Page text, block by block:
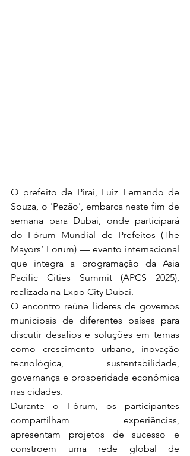
O prefeito de Piraí, Luiz Fernando de
Souza, o 'Pezão', embarca neste fim de
semana para Dubai, onde participará
do Fórum Mundial de Prefeitos (The
Mayors’ Forum) — evento internacional
que integra a programação da Asia
Pacific Cities Summit (APCS 2025),
realizada na Expo City Dubai.
O encontro reúne líderes de governos
municipais de diferentes países para
discutir desafios e soluções em temas
como crescimento urbano, inovação
tecnológica, sustentabilidade,
governança e prosperidade econômica
nas cidades.
Durante o Fórum, os participantes
compartilham experiências,
apresentam projetos de sucesso e
constroem uma rede global de